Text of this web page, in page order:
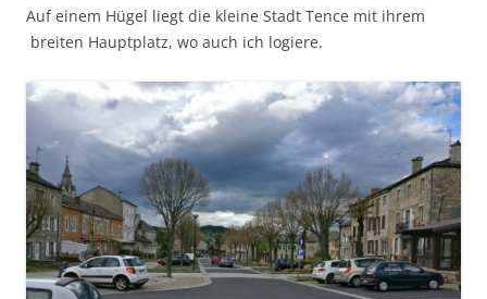
Auf einem Hügel liegt die kleine Stadt Tence mit ihrem
breiten Hauptplatz, wo auch ich logiere.